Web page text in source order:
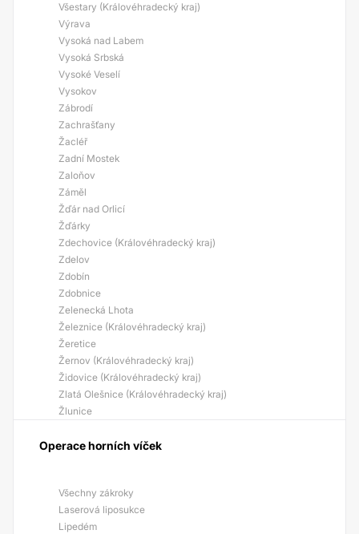
Všestary (Královéhradecký kraj)
Výrava
Vysoká nad Labem
Vysoká Srbská
Vysoké Veselí
Vysokov
Zábrodí
Zachrašťany
Žacléř
Zadní Mostek
Zaloňov
Záměl
Žďár nad Orlicí
Žďárky
Zdechovice (Královéhradecký kraj)
Zdelov
Zdobín
Zdobnice
Zelenecká Lhota
Železnice (Královéhradecký kraj)
Žeretice
Žernov (Královéhradecký kraj)
Židovice (Královéhradecký kraj)
Zlatá Olešnice (Královéhradecký kraj)
Žlunice
Operace horních víček
Všechny zákroky
Laserová liposukce
Lipedém